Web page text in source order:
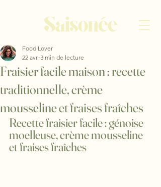
Fraisier facile maison : recette
traditionnelle, crème
mousseline et fraises fraîches
Food Lover
22 avr. 3 min de lecture
Recette fraisier facile : génoise
moelleuse, crème mousseline
et fraises fraîches